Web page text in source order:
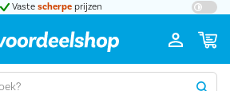
Vaste scherpe prijzen